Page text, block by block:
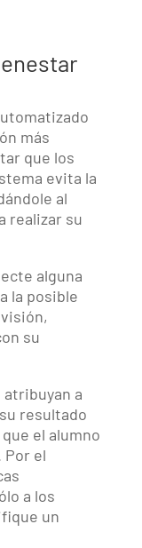
más
que los
evita la
al
realizar su
alguna
la posible
su
atribuyan a
resultado
el alumno
el
a los
un